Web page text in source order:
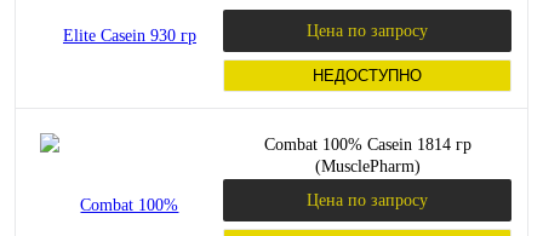
Цена по запросу
НЕДОСТУПНО
Combat 100% Casein 1814 гр
(MusclePharm)
Цена по запросу